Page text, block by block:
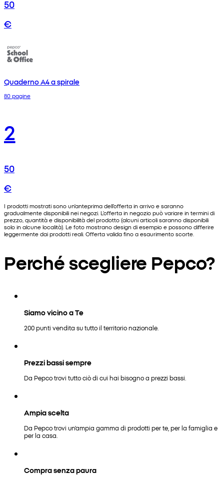
50
€
Quaderno A4 a spirale
80 pagine
2
50
€
I prodotti mostrati sono un'anteprima dell'offerta in arrivo e saranno
gradualmente disponibili nei negozi. L'offerta in negozio può variare in termini di
prezzo, quantità e disponibilità del prodotto (alcuni articoli saranno disponibili
solo in alcune località). Le foto mostrano design di esempio e possono differire
leggermente dai prodotti reali. Offerta valida fino a esaurimento scorte.
Perché scegliere Pepco?
Siamo vicino a Te
200 punti vendita su tutto il territorio nazionale.
Prezzi bassi sempre
Da Pepco trovi tutto ciò di cui hai bisogno a prezzi bassi.
Ampia scelta
Da Pepco trovi un'ampia gamma di prodotti per te, per la famiglia e
per la casa.
Compra senza paura